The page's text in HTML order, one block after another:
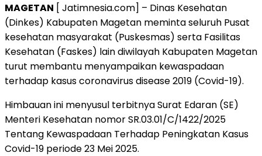
MAGETAN [ Jatimnesia.com] – Dinas Kesehatan
(Dinkes) Kabupaten Magetan meminta seluruh Pusat
kesehatan masyarakat (Puskesmas) serta Fasilitas
Kesehatan (Faskes) lain diwilayah Kabupaten Magetan
turut membantu menyampaikan kewaspadaan
terhadap kasus coronavirus disease 2019 (Covid-19).
Himbauan ini menyusul terbitnya Surat Edaran (SE)
Menteri Kesehatan nomor SR.03.01/C/1422/2025
Tentang Kewaspadaan Terhadap Peningkatan Kasus
Covid-19 periode 23 Mei 2025.